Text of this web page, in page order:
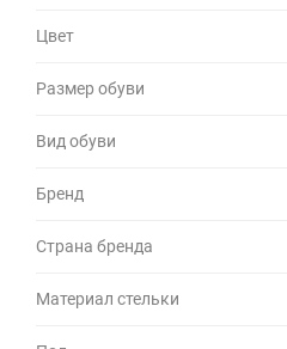
Цвет
Размер обуви
Вид обуви
Бренд
Страна бренда
Материал стельки